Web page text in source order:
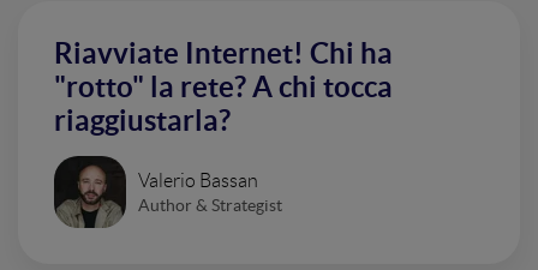
Riavviate Internet! Chi ha
"rotto" la rete? A chi tocca
riaggiustarla?
Valerio Bassan
Author & Strategist